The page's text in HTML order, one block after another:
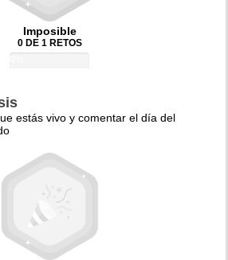
Imposible
0 DE 1 RETOS
estás vivo y comentar el día del